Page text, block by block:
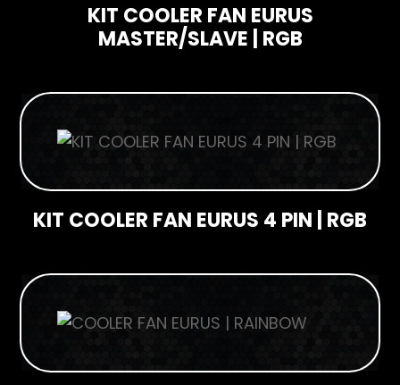
KIT COOLER FAN EURUS
MASTER/SLAVE | RGB
KIT COOLER FAN EURUS 4 PIN | RGB